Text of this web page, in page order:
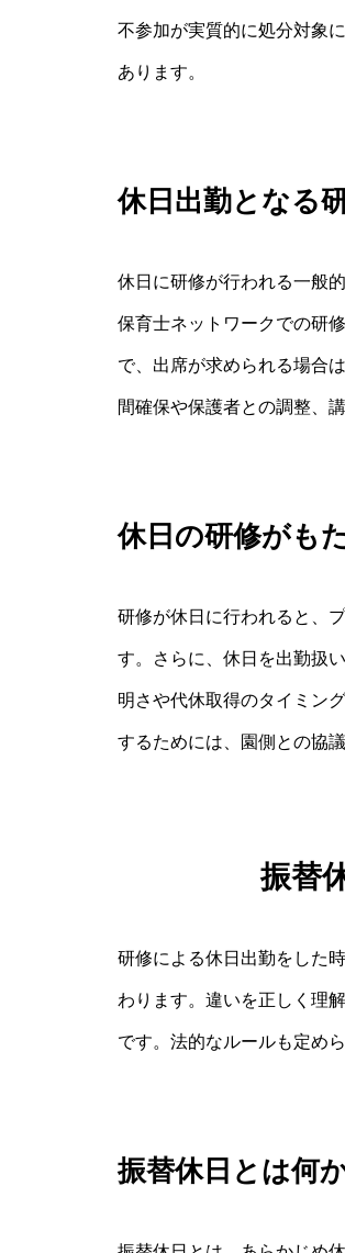
不参加が実質的に処分対象
あります。
休日出勤となる
休日に研修が行われる一般
保育士ネットワークでの研
で、出席が求められる場合
間確保や保護者との調整、
休日の研修がも
研修が休日に行われると、
す。さらに、休日を出勤扱
明さや代休取得のタイミン
するためには、園側との協
振替
研修による休日出勤をした
わります。違いを正しく理
です。法的なルールも定め
振替休日とは何